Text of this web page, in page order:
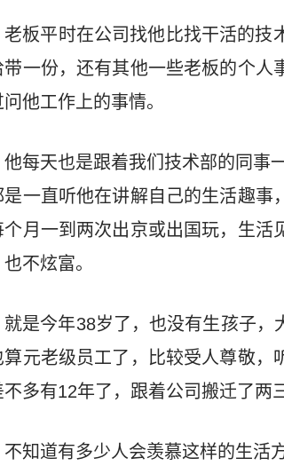
老板平时在公司找他比找干活的技
带一份，还有其他一些老板的个人
他工作上的事情。
他每天也是跟着我们技术部的同事
是一直听他在讲解自己的生活趣
个月一到两次出京或出国玩，生活
不炫富。
就是今年38岁了，也没有生孩子
算元老级员工了，比较受人尊敬，
不多有12年了，跟着公司搬迁了两
不知道有多少人会羡慕这样的生活